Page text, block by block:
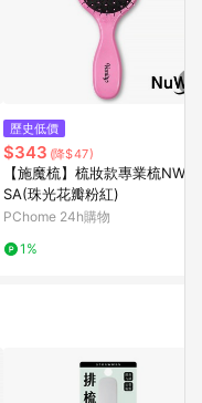
歷史低價
$343 (降$47)
【施魔梳】梳妝款專業梳NWV-S
SA(珠光花瓣粉紅)
PChome 24h購物
1%